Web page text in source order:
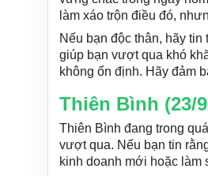
làm xáo trộn điều đó,
Nếu bạn độc thân, hãy
giúp bạn vượt qua khó
không ổn định. Hãy đảm
Thiên Bình (23/
Thiên Bình đang trong
vượt qua. Nếu bạn tin
kinh doanh mới hoặc